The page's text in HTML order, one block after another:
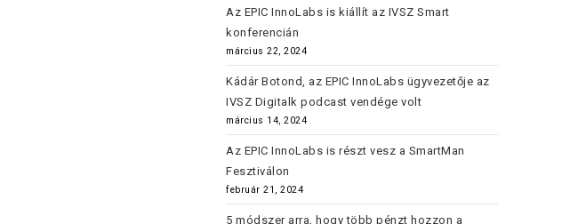
Az EPIC InnoLabs is kiállít az IVSZ Smart
konferencián
március 22, 2024
Kádár Botond, az EPIC InnoLabs ügyvezetője az
IVSZ Digitalk podcast vendége volt
március 14, 2024
Az EPIC InnoLabs is részt vesz a SmartMan
Fesztiválon
február 21, 2024
5 módszer arra, hogy több pénzt hozzon a